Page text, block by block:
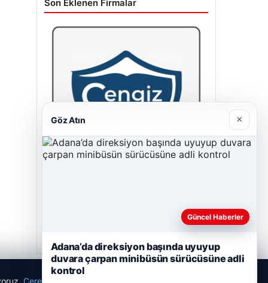
Son Eklenen Firmalar
Çerez Politikamız
Göz Atın ×
Güncel Haberler
Adana’da direksiyon başında uyuyup
duvara çarpan minibüsün sürücüsüne adli
kontrol